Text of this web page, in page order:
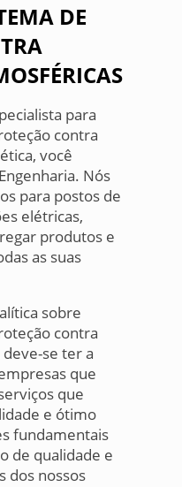
DE
para
contra
você
Nós
para postos de
elétricas,
produtos e
as suas
sobre
contra
se ter a
que
que
e ótimo
fundamentais
de qualidade e
dos nossos